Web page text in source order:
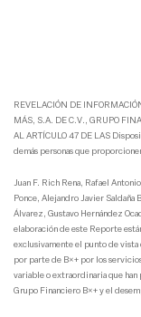
REVELACIÓN DE
MÁS, S.A. DE C.V., GRUPO
AL ARTÍCULO 47 DE LAS
demás personas que
Juan F. Rich Rena, Rafael
Ponce, Alejandro Javier
Álvarez, Gustavo Hernández
elaboración de este Reporte
exclusivamente el punto de vista
por parte de B×+ por los
variable o extraordinaria que
Grupo Financiero B×+ y el